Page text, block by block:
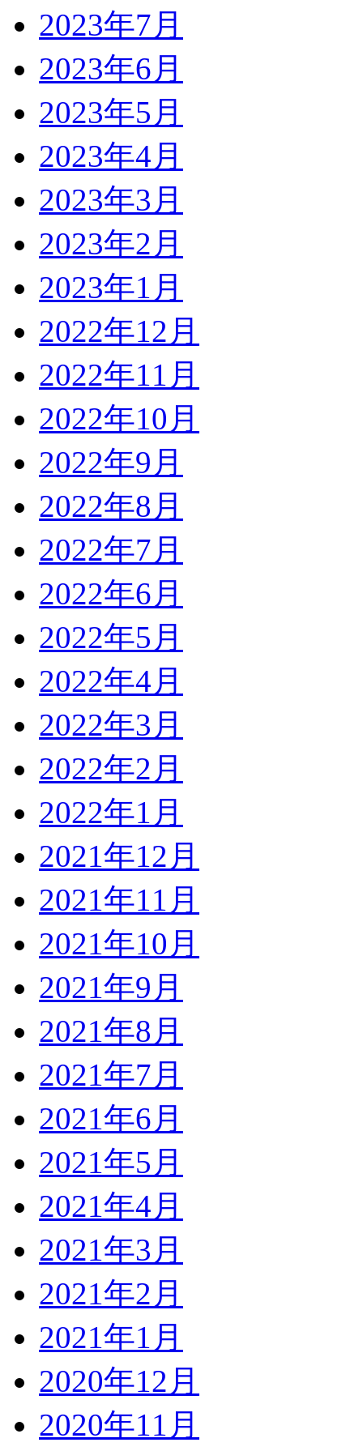
2023年7月
2023年6月
2023年5月
2023年4月
2023年3月
2023年2月
2023年1月
2022年12月
2022年11月
2022年10月
2022年9月
2022年8月
2022年7月
2022年6月
2022年5月
2022年4月
2022年3月
2022年2月
2022年1月
2021年12月
2021年11月
2021年10月
2021年9月
2021年8月
2021年7月
2021年6月
2021年5月
2021年4月
2021年3月
2021年2月
2021年1月
2020年12月
2020年11月